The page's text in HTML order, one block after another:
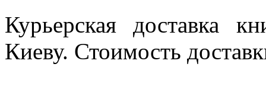
Курьерская доставка
Киеву. Стоимость